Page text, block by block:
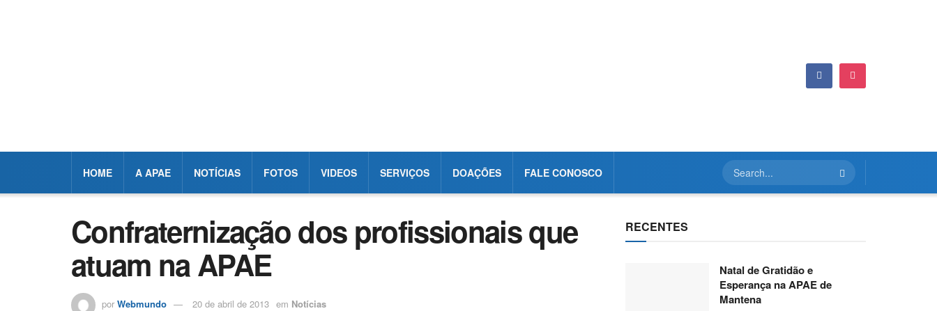
HOME A APAE NOTÍCIAS FOTOS VIDEOS SERVIÇOS DOAÇÕES FALE CONOSCO
Confraternização dos profissionais que
atuam na APAE
por Webmundo 20 de abril de 2013 em Notícias
RECENTES
Natal de Gratidão e
Esperança na APAE de
Mantena